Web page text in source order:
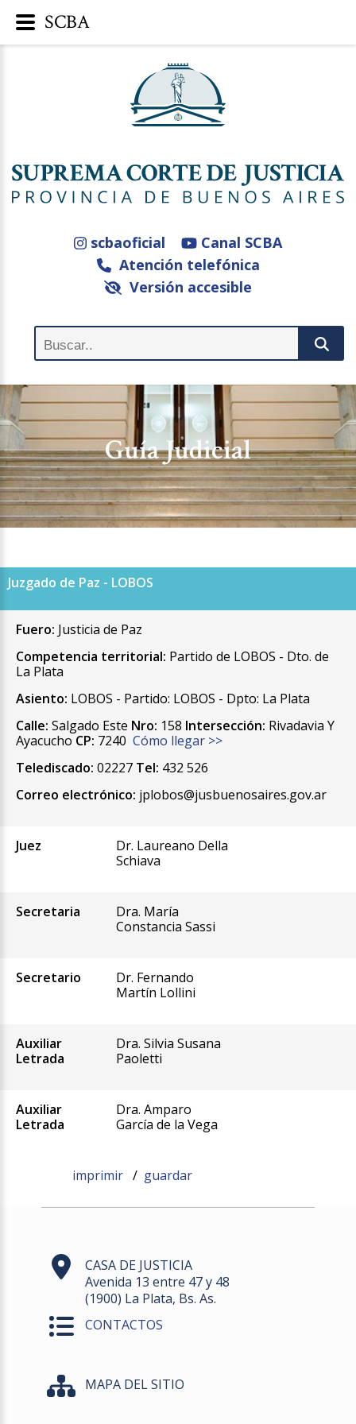
scbaoficial
Canal SCBA
Atención telefónica
Versión accesible
Guía Judicial
Juzgado de Paz - LOBOS
Fuero: Justicia de Paz
Competencia territorial: Partido de LOBOS - Dto. de
La Plata
Asiento: LOBOS - Partido: LOBOS - Dpto: La Plata
Calle: Salgado Este Nro: 158 Intersección: Rivadavia Y
Ayacucho CP: 7240 Cómo llegar >>
Telediscado: 02227 Tel: 432 526
Correo electrónico: jplobos@jusbuenosaires.gov.ar
Juez
Dr. Laureano Della
Schiava
Secretaria
Dra. María
Constancia Sassi
Secretario
Dr. Fernando
Martín Lollini
Auxiliar
Letrada
Dra. Silvia Susana
Paoletti
Auxiliar
Letrada
Dra. Amparo
García de la Vega
imprimir / guardar
CASA DE JUSTICIA
Avenida 13 entre 47 y 48
(1900) La Plata, Bs. As.
CONTACTOS
MAPA DEL SITIO
SCBA